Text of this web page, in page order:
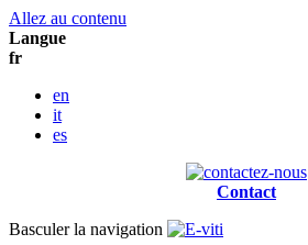
Allez au contenu
Langue
fr
en
it
es
Contact
Basculer la navigation